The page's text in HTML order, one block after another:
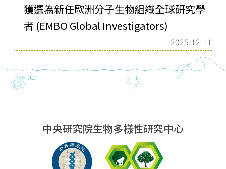
獲選為新任歐洲分⼦⽣物組織全球研究學
者 (EMBO Global Investigators)
2025-12-11
中央研究院生物多樣性研究中心